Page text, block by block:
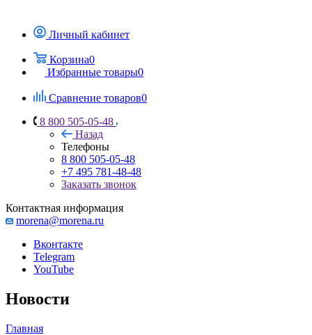
Личный кабинет
Корзина0
Избранные товары0
Сравнение товаров0
8 800 505-05-48
Назад
Телефоны
8 800 505-05-48
+7 495 781-48-48
Заказать звонок
Контактная информация
morena@morena.ru
Вконтакте
Telegram
YouTube
Новости
Главная